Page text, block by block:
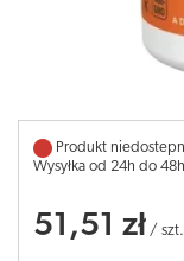
Produkt
Wysyłka od 24h do 48h
51,51 zł / szt.